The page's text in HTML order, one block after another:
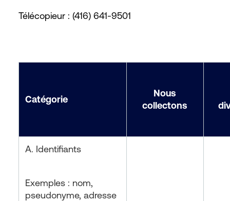
Télécopieur : (416) 641-9501
Catégorie
Nous
collectons
A. Identifiants
Exemples : nom,
pseudonyme, adresse